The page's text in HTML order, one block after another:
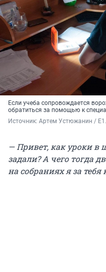
Если учеба сопровождается
обратиться за помощью к
Источник: Артем Устюжанин /
— Привет, как уроки в
задали? А чего тогда
на собраниях я за тебя